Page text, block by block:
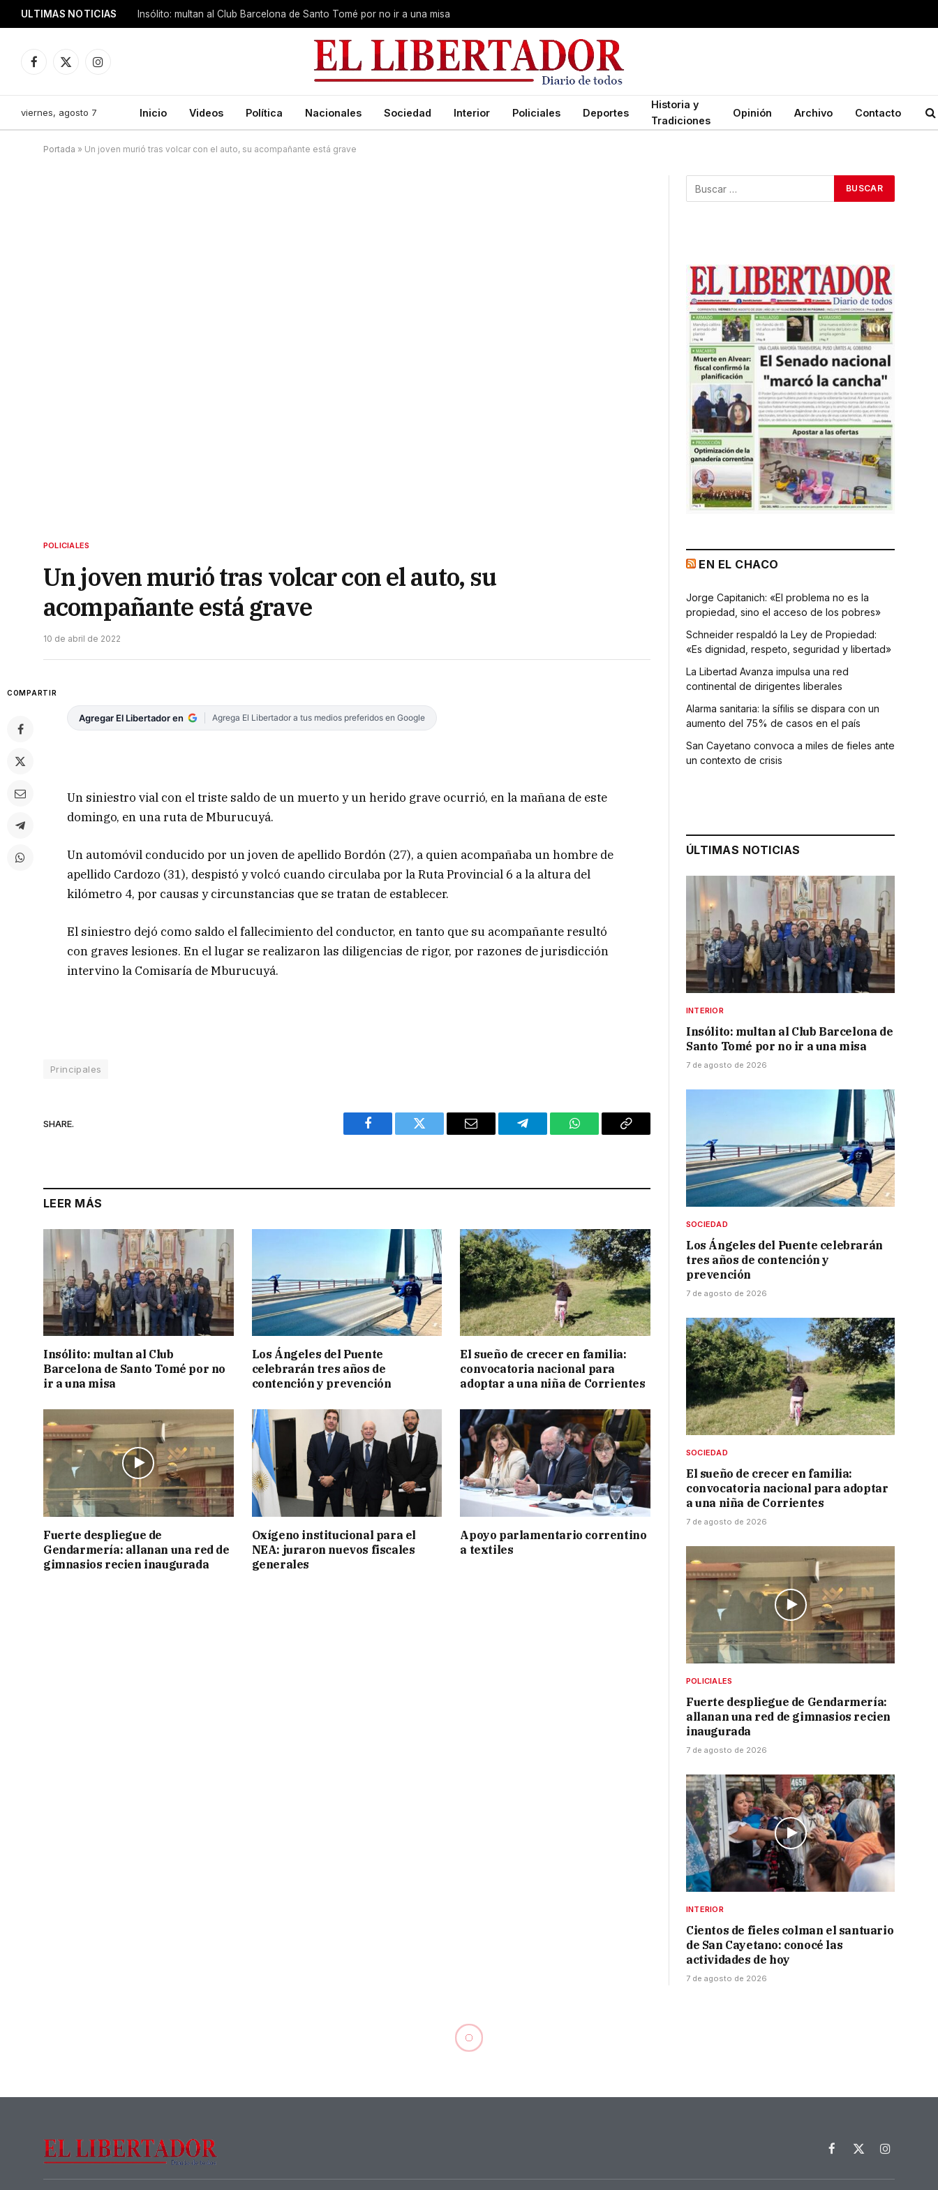
ULTIMAS NOTICIAS Insólito: multan al Club Barcelona de Santo Tomé por no ir a una misa
Facebook
X
Instagram
viernes, agosto 7 Inicio Videos Política Nacionales Sociedad Interior Policiales Deportes
Historia y
Tradiciones
Opinión Archivo Contacto
Portada » Un joven murió tras volcar con el auto, su acompañante está grave
POLICIALES
Un joven murió tras volcar con el auto, su
acompañante está grave
10 de abril de 2022
COMPARTIR
Agregar El Libertador en Agrega El Libertador a tus medios preferidos en Google
Un siniestro vial con el triste saldo de un muerto y un herido grave ocurrió, en la mañana de este
domingo, en una ruta de Mburucuyá.
Un automóvil conducido por un joven de apellido Bordón (27), a quien acompañaba un hombre de
apellido Cardozo (31), despistó y volcó cuando circulaba por la Ruta Provincial 6 a la altura del
kilómetro 4, por causas y circunstancias que se tratan de establecer.
El siniestro dejó como saldo el fallecimiento del conductor, en tanto que su acompañante resultó
con graves lesiones. En el lugar se realizaron las diligencias de rigor, por razones de jurisdicción
intervino la Comisaría de Mburucuyá.
Principales
SHARE.
Facebook Twitter Email Telegram WhatsAppCopy
LEER MÁS
Insólito: multan al Club
Barcelona de Santo Tomé por no
ir a una misa
Los Ángeles del Puente
celebrarán tres años de
contención y prevención
El sueño de crecer en familia:
convocatoria nacional para
adoptar a una niña de Corrientes
Fuerte despliegue de
Gendarmería: allanan una red de
gimnasios recien inaugurada
Oxígeno institucional para el
NEA: juraron nuevos fiscales
generales
Apoyo parlamentario correntino
a textiles
EN EL CHACO
Jorge Capitanich: «El problema no es la
propiedad, sino el acceso de los pobres»
Schneider respaldó la Ley de Propiedad:
«Es dignidad, respeto, seguridad y libertad»
La Libertad Avanza impulsa una red
continental de dirigentes liberales
Alarma sanitaria: la sífilis se dispara con un
aumento del 75% de casos en el país
San Cayetano convoca a miles de fieles ante
un contexto de crisis
ÚLTIMAS NOTICIAS
INTERIOR
Insólito: multan al Club Barcelona de
Santo Tomé por no ir a una misa
7 de agosto de 2026
SOCIEDAD
Los Ángeles del Puente celebrarán
tres años de contención y
prevención
7 de agosto de 2026
SOCIEDAD
El sueño de crecer en familia:
convocatoria nacional para adoptar
a una niña de Corrientes
7 de agosto de 2026
POLICIALES
Fuerte despliegue de Gendarmería:
allanan una red de gimnasios recien
inaugurada
7 de agosto de 2026
INTERIOR
Cientos de fieles colman el santuario
de San Cayetano: conocé las
actividades de hoy
7 de agosto de 2026